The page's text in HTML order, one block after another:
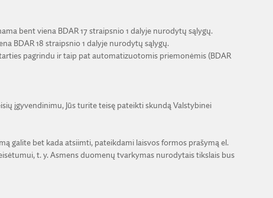
bent viena BDAR 17 straipsnio 1 dalyje nurodytų sąlygų.
BDAR 18 straipsnio 1 dalyje nurodytų sąlygų.
pagrindu ir taip pat automatizuotomis priemonėmis (BDAR
įgyvendinimu, Jūs turite teisę pateikti skundą Valstybinei
galite bet kada atsiimti, pateikdami laisvos formos prašymą el.
t. y. Asmens duomenų tvarkymas nurodytais tikslais bus